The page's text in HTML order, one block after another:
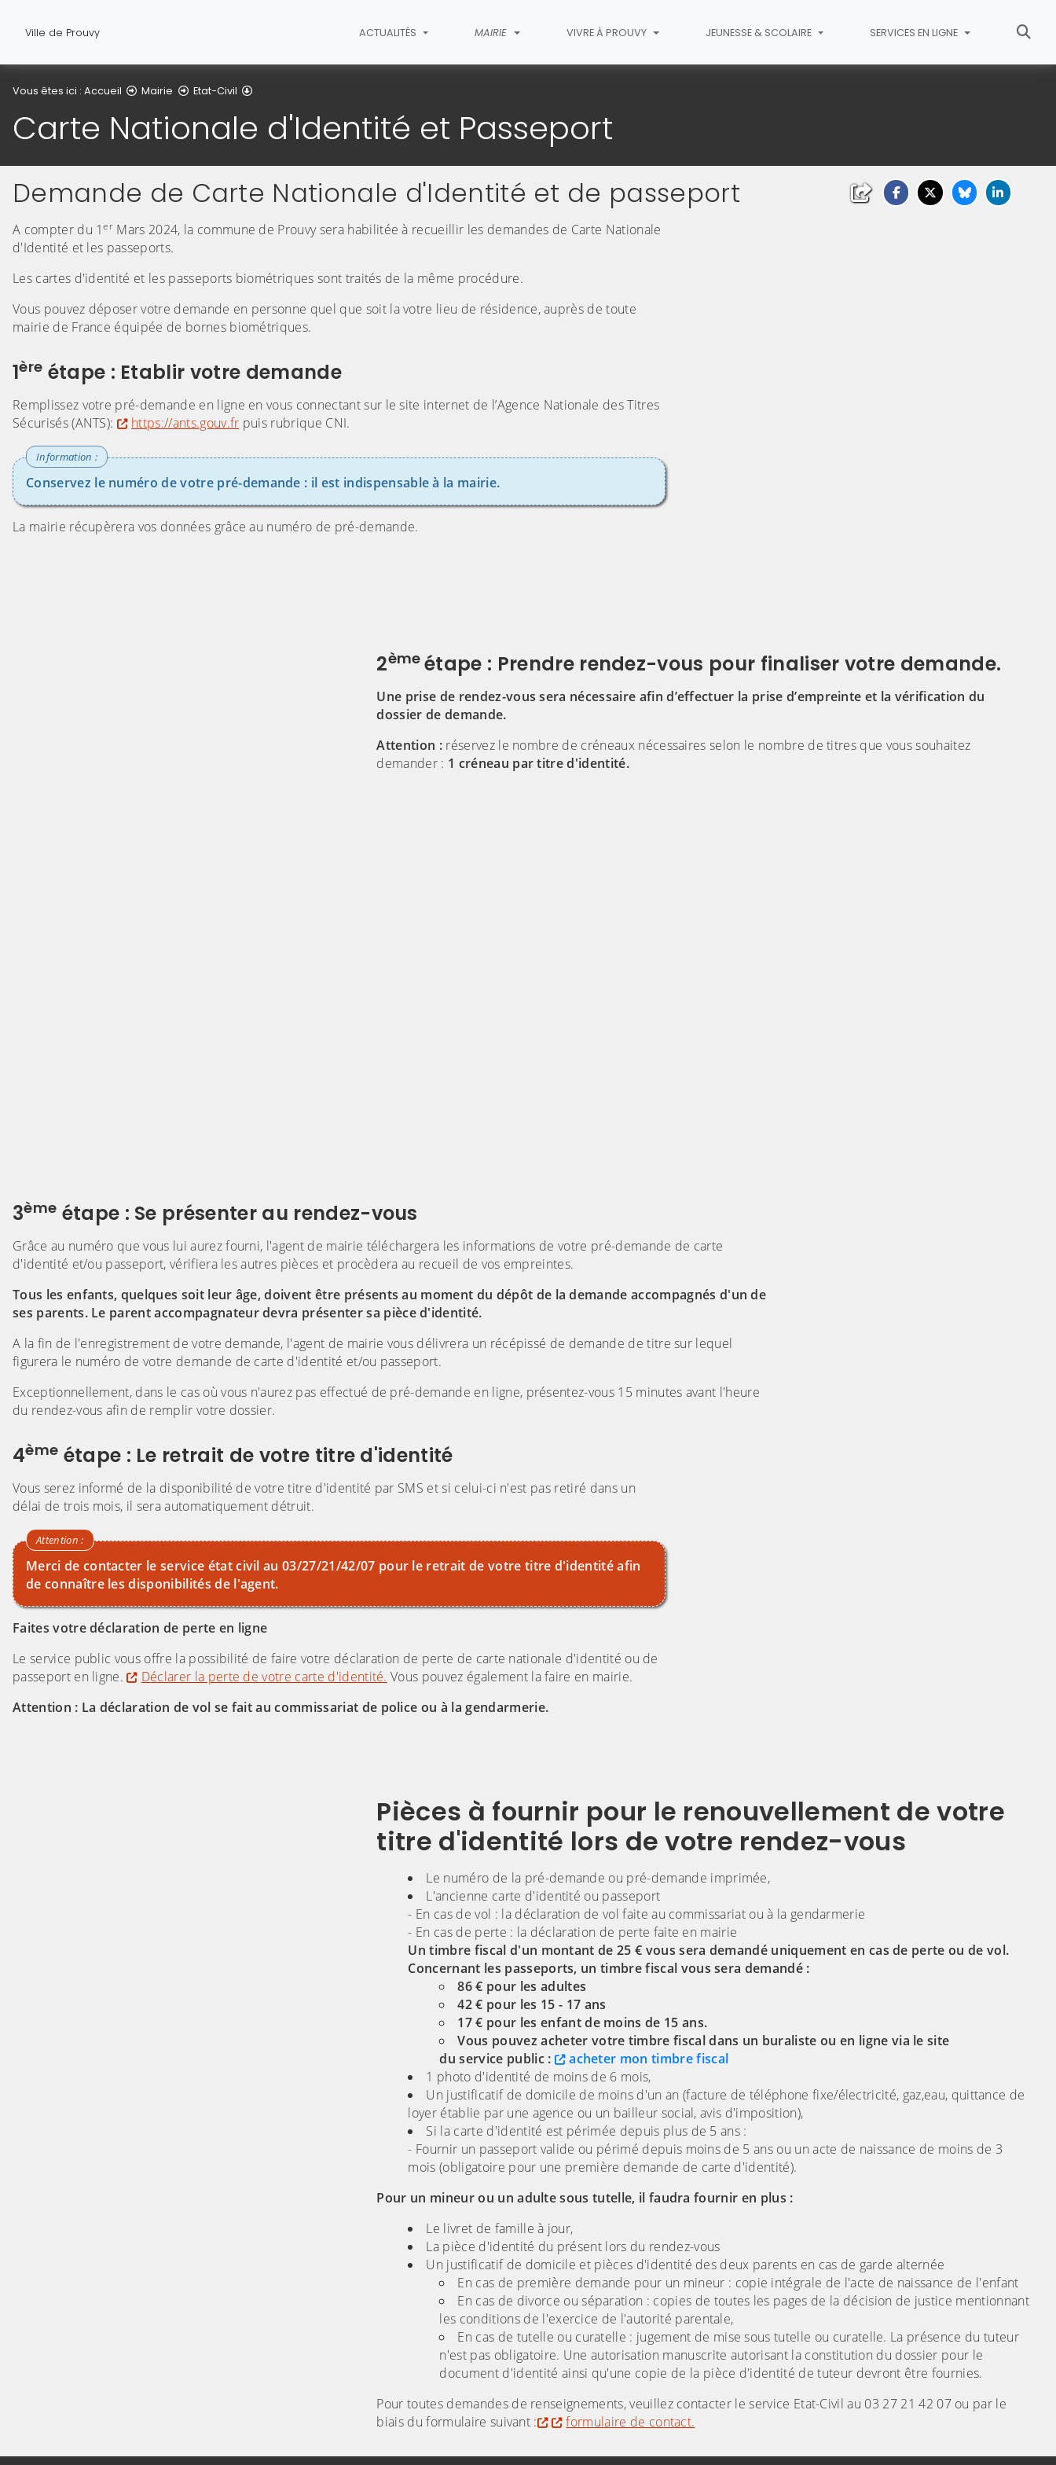
Ville de Prouvy ACTUALITÉS MAIRIE VIVRE À PROUVY JEUNESSE & SCOLAIRE SERVICES EN LIGNE
Vous êtes ici : Accueil Mairie Etat-Civil
Carte Nationale d'Identité et Passeport
Demande de Carte Nationale d'Identité et de passeport
A compter du 1er Mars 2024, la commune de Prouvy sera habilitée à recueillir les demandes de Carte Nationale
d'Identité et les passeports.
Les cartes d'identité et les passeports biométriques sont traités de la même procédure.
Vous pouvez déposer votre demande en personne quel que soit la votre lieu de résidence, auprès de toute
mairie de France équipée de bornes biométriques.
1ère étape : Etablir votre demande
Remplissez votre pré-demande en ligne en vous connectant sur le site internet de l’Agence Nationale des Titres
Sécurisés (ANTS):
https://ants.gouv.fr puis rubrique CNI.
Conservez le numéro de votre pré-demande : il est indispensable à la mairie.
La mairie récupèrera vos données grâce au numéro de pré-demande.
2èmeétape : Prendre rendez-vous pour finaliser votre demande.
Une prise de rendez-vous sera nécessaire afin d’effectuer la prise d’empreinte et la vérification du
dossier de demande.
Attention : réservez le nombre de créneaux nécessaires selon le nombre de titres que vous souhaitez
demander : 1 créneau par titre d'identité.
3ème étape : Se présenter au rendez-vous
Grâce au numéro que vous lui aurez fourni, l'agent de mairie téléchargera les informations de votre pré-demande de carte
d'identité et/ou passeport, vérifiera les autres pièces et procèdera au recueil de vos empreintes.
Tous les enfants, quelques soit leur âge, doivent être présents au moment du dépôt de la demande accompagnés d'un de
ses parents. Le parent accompagnateur devra présenter sa pièce d'identité.
A la fin de l'enregistrement de votre demande, l'agent de mairie vous délivrera un récépissé de demande de titre sur lequel
figurera le numéro de votre demande de carte d'identité et/ou passeport.
Exceptionnellement, dans le cas où vous n'aurez pas effectué de pré-demande en ligne, présentez-vous 15 minutes avant l'heure
du rendez-vous afin de remplir votre dossier.
4ème étape : Le retrait de votre titre d'identité
Vous serez informé de la disponibilité de votre titre d'identité par SMS et si celui-ci n'est pas retiré dans un
délai de trois mois, il sera automatiquement détruit.
Merci de contacter le service état civil au 03/27/21/42/07 pour le retrait de votre titre d'identité afin
de connaître les disponibilités de l'agent.
Faites votre déclaration de perte en ligne
Le service public vous offre la possibilité de faire votre déclaration de perte de carte nationale d'identité ou de
passeport en ligne.
Déclarer la perte de votre carte d'identité. Vous pouvez également la faire en mairie.
Attention : La déclaration de vol se fait au commissariat de police ou à la gendarmerie.
Pièces à fournir pour le renouvellement de votre
titre d'identité lors de votre rendez-vous
Le numéro de la pré-demande ou pré-demande imprimée,
L'ancienne carte d'identité ou passeport
- En cas de vol : la déclaration de vol faite au commissariat ou à la gendarmerie
- En cas de perte : la déclaration de perte faite en mairie
Un timbre fiscal d'un montant de 25 € vous sera demandé uniquement en cas de perte ou de vol.
Concernant les passeports, un timbre fiscal vous sera demandé :
86 € pour les adultes
42 € pour les 15 - 17 ans
17 € pour les enfant de moins de 15 ans.
Vous pouvez acheter votre timbre fiscal dans un buraliste ou en ligne via le site
du service public :
acheter mon timbre fiscal
1 photo d'identité de moins de 6 mois,
Un justificatif de domicile de moins d'un an (facture de téléphone fixe/électricité, gaz,eau, quittance de
loyer établie par une agence ou un bailleur social, avis d'imposition),
Si la carte d'identité est périmée depuis plus de 5 ans :
- Fournir un passeport valide ou périmé depuis moins de 5 ans ou un acte de naissance de moins de 3
mois (obligatoire pour une première demande de carte d'identité).
Pour un mineur ou un adulte sous tutelle, il faudra fournir en plus :
Le livret de famille à jour,
La pièce d'identité du présent lors du rendez-vous
Un justificatif de domicile et pièces d'identité des deux parents en cas de garde alternée
En cas de première demande pour un mineur : copie intégrale de l'acte de naissance de l'enfant
En cas de divorce ou séparation : copies de toutes les pages de la décision de justice mentionnant
les conditions de l'exercice de l'autorité parentale,
En cas de tutelle ou curatelle : jugement de mise sous tutelle ou curatelle. La présence du tuteur
n'est pas obligatoire. Une autorisation manuscrite autorisant la constitution du dossier pour le
document d'identité ainsi qu'une copie de la pièce d'identité de tuteur devront être fournies.
Pour toutes demandes de renseignements, veuillez contacter le service Etat-Civil au 03 27 21 42 07 ou par le
biais du formulaire suivant :
formulaire de contact.